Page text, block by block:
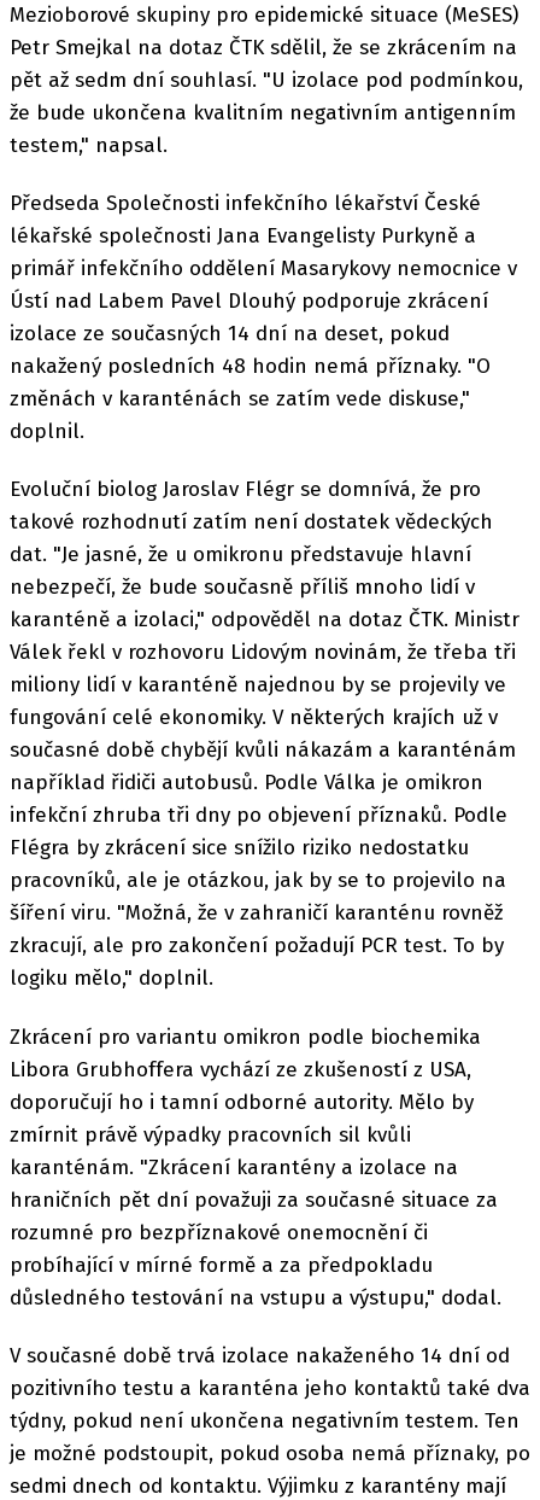
Mezioborové skupiny pro epidemické situace (MeSES)
Petr Smejkal na dotaz ČTK sdělil, že se zkrácením na
pět až sedm dní souhlasí. "U izolace pod podmínkou,
že bude ukončena kvalitním negativním antigenním
testem," napsal.
Předseda Společnosti infekčního lékařství České
lékařské společnosti Jana Evangelisty Purkyně a
primář infekčního oddělení Masarykovy nemocnice v
Ústí nad Labem Pavel Dlouhý podporuje zkrácení
izolace ze současných 14 dní na deset, pokud
nakažený posledních 48 hodin nemá příznaky. "O
změnách v karanténách se zatím vede diskuse,"
doplnil.
Evoluční biolog Jaroslav Flégr se domnívá, že pro
takové rozhodnutí zatím není dostatek vědeckých
dat. "Je jasné, že u omikronu představuje hlavní
nebezpečí, že bude současně příliš mnoho lidí v
karanténě a izolaci," odpověděl na dotaz ČTK. Ministr
Válek řekl v rozhovoru Lidovým novinám, že třeba tři
miliony lidí v karanténě najednou by se projevily ve
fungování celé ekonomiky. V některých krajích už v
současné době chybějí kvůli nákazám a karanténám
například řidiči autobusů. Podle Válka je omikron
infekční zhruba tři dny po objevení příznaků. Podle
Flégra by zkrácení sice snížilo riziko nedostatku
pracovníků, ale je otázkou, jak by se to projevilo na
šíření viru. "Možná, že v zahraničí karanténu rovněž
zkracují, ale pro zakončení požadují PCR test. To by
logiku mělo," doplnil.
Zkrácení pro variantu omikron podle biochemika
Libora Grubhoffera vychází ze zkušeností z USA,
doporučují ho i tamní odborné autority. Mělo by
zmírnit právě výpadky pracovních sil kvůli
karanténám. "Zkrácení karantény a izolace na
hraničních pět dní považuji za současné situace za
rozumné pro bezpříznakové onemocnění či
probíhající v mírné formě a za předpokladu
důsledného testování na vstupu a výstupu," dodal.
V současné době trvá izolace nakaženého 14 dní od
pozitivního testu a karanténa jeho kontaktů také dva
týdny, pokud není ukončena negativním testem. Ten
je možné podstoupit, pokud osoba nemá příznaky, po
sedmi dnech od kontaktu. Výjimku z karantény mají